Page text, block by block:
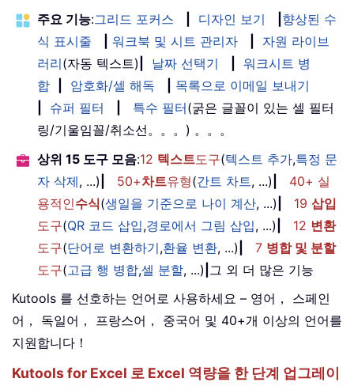
주요 기능:그리드 포커스 디자인 보기
향상된 수
식 표시줄
워크북 및 시트 관리자
자원 라이브
러리(자동 텍스트) 날짜 선택기
워크시트 병
합
암호화/셀 해독
목록으로 이메일 보내기
슈퍼 필터 특수 필터(굵은 글꼴이 있는 셀 필터
링/기울임꼴/취소선。。。) 。。。
상위 15 도구 모음:12 텍스트도구(텍스트 추가,특정 문
자 삭제, ...) 50+차트유형(간트 차트, ...)
40+ 실
용적인수식(생일을 기준으로 나이 계산, ...) 19 삽입
도구(QR 코드 삽입,경로에서 그림 삽입, ...) 12 변환
도구(단어로 변환하기,환율 변환, ...) 7 병합 및 분할
도구(고급 행 병합,셀 분할, ...) 그 외 더 많은 기능
Kutools 를 선호하는 언어로 사용하세요 – 영어， 스페인
어， 독일어， 프랑스어， 중국어 및 40+개 이상의 언어를
지원합니다！
Kutools for Excel 로 Excel 역량을 한 단계 업그레이